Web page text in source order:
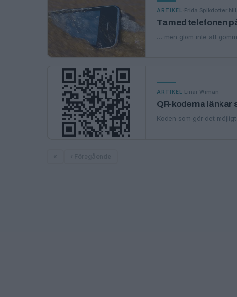
ARTIKEL Frida Spikdotter
Ta med telefonen
… men glöm inte att
ARTIKEL Einar Wiman
QR-koderna länkar
Koden som gör det